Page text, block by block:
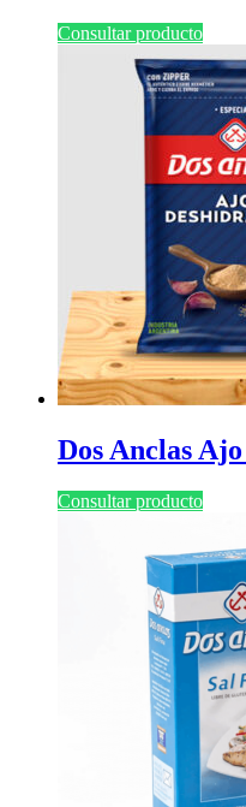
Consultar producto
Dos Anclas
Consultar producto